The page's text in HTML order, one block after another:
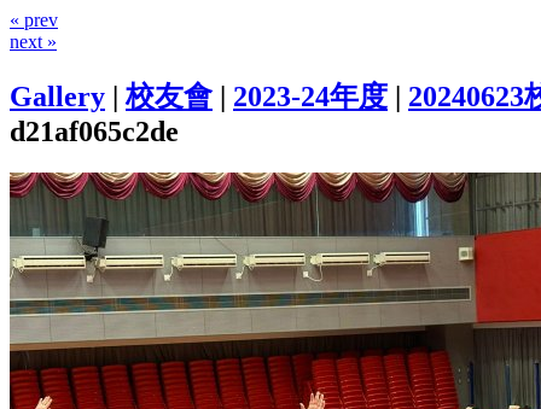
« prev
next »
Gallery |校友會| 2023-24年度 | 20240623
d21af065c2de